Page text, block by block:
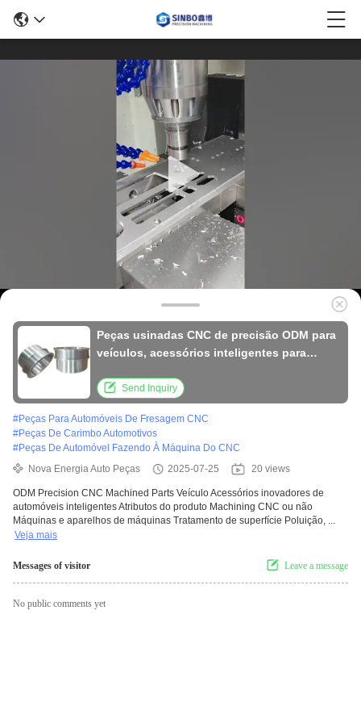
Peças usinadas CNC de precisão ODM para
veículos, acessórios inteligentes para
Send Inquiry
#Peças Para Automóveis De Fresagem CNC
#Peças De Carimbo Automotivos
#Peças De Automóvel Fazendo À Máquina Do CNC
Nova Energia Auto Peças
2025-07-25 20 views
ODM Precision CNC Machined Parts Veículo Acessórios inovadores de
automóveis inteligentes Atributos do produto Machining CNC ou não
Máquinas e aparelhos de máquinas Tratamento de superfície Poluição, ...
Veja mais
Messages of visitor Leave a message
No public comments yet